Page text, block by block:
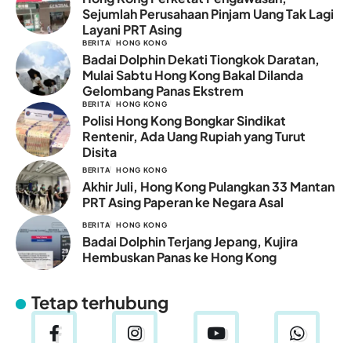
Sejumlah Perusahaan Pinjam Uang Tak Lagi
Layani PRT Asing
BERITA HONG KONG
Badai Dolphin Dekati Tiongkok Daratan,
Mulai Sabtu Hong Kong Bakal Dilanda
Gelombang Panas Ekstrem
BERITA HONG KONG
Polisi Hong Kong Bongkar Sindikat
Rentenir, Ada Uang Rupiah yang Turut
Disita
BERITA HONG KONG
Akhir Juli, Hong Kong Pulangkan 33 Mantan
PRT Asing Paperan ke Negara Asal
BERITA HONG KONG
Badai Dolphin Terjang Jepang, Kujira
Hembuskan Panas ke Hong Kong
Tetap terhubung